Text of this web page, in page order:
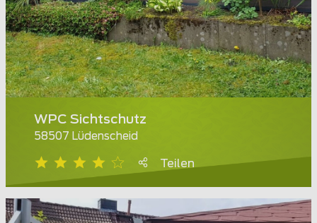
WPC Sichtschutz
58507 Lüdenscheid
Teilen